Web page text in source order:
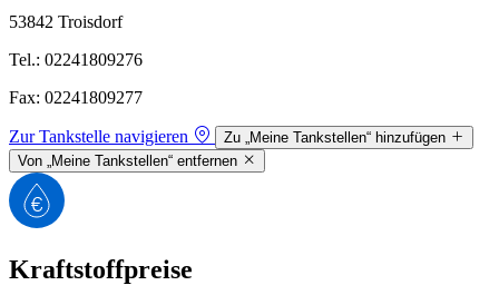
53842 Troisdorf
Tel.: 02241809276
Fax: 02241809277
Zur Tankstelle navigieren
Zu „Meine Tankstellen“ hinzufügen
Von „Meine Tankstellen“ entfernen
Kraftstoffpreise